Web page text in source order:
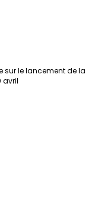
sur le lancement de la
avril